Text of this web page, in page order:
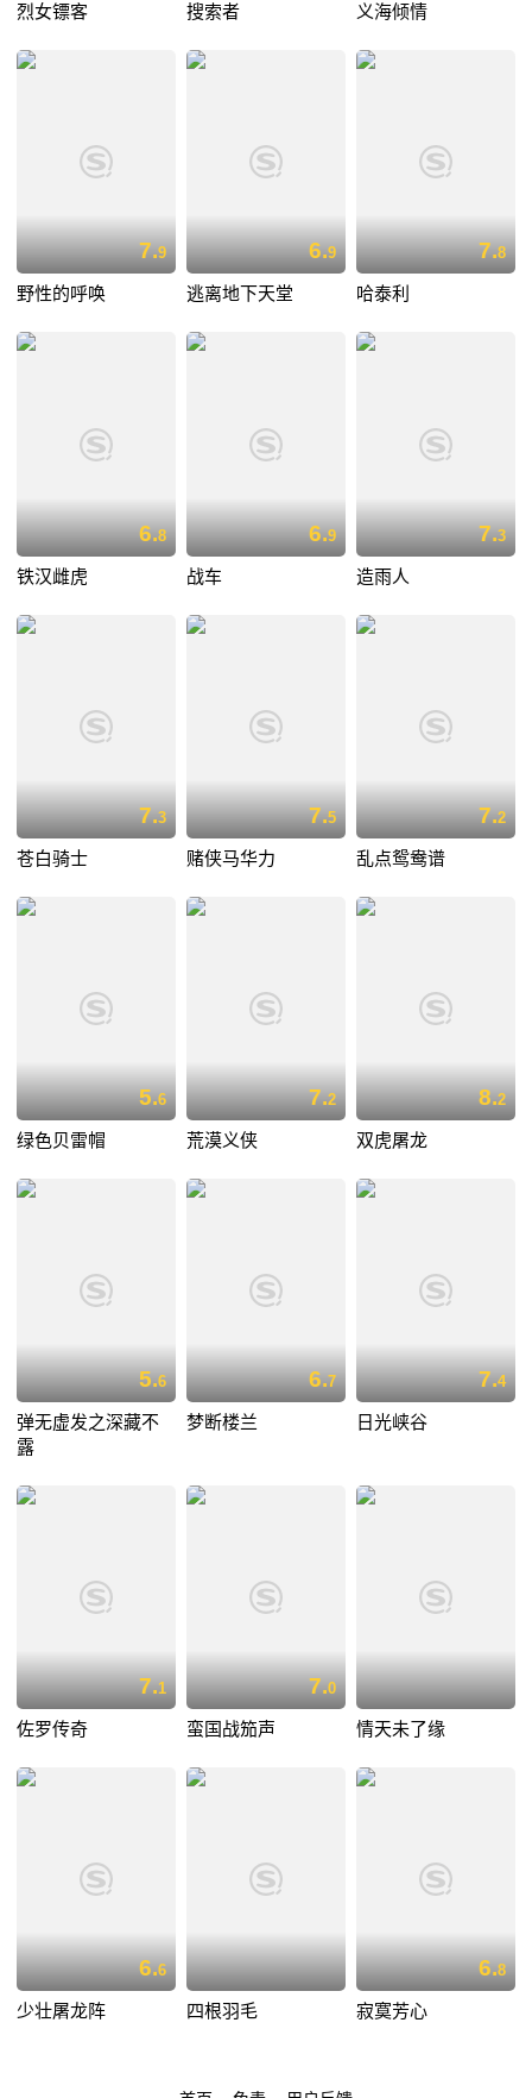
烈女镖客 搜索者 义海倾情
7.9
野性的呼唤
6.9
逃离地下天堂
7.8
哈泰利
6.8
铁汉雌虎
6.9
战车
7.3
造雨人
7.3
苍白骑士
7.5
赌侠马华力
7.2
乱点鸳鸯谱
5.6
绿色贝雷帽
7.2
荒漠义侠
8.2
双虎屠龙
5.6
弹无虚发之深藏不
露
6.7
梦断楼兰
7.4
日光峡谷
7.1
佐罗传奇
7.0
蛮国战笳声 情天未了缘
6.6
少壮屠龙阵 四根羽毛
6.8
寂寞芳心